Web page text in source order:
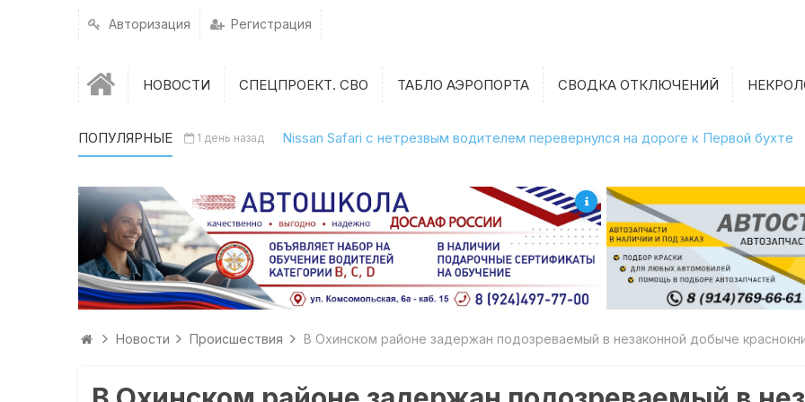
Авторизация Регистрация
НОВОСТИ СПЕЦПРОЕКТ. СВО ТАБЛО АЭРОПОРТА СВОДКА ОТКЛЮЧЕНИЙ
ПОПУЛЯРНЫЕ 1 день назад Nissan Safari с нетрезвым водителем перевернулся на дороге к Первой бухте
Новости Происшествия В Охинском районе задержан подозреваемый в незаконной добыче